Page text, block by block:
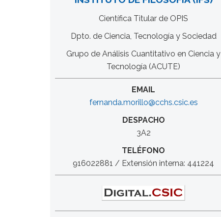
Científica Titular de OPIS
Dpto. de Ciencia, Tecnología y Sociedad
Grupo de Análisis Cuantitativo en Ciencia y
Tecnología (ACUTE)
EMAIL
fernanda.morillo@cchs.csic.es
DESPACHO
3A2
TELÉFONO
916022881 / Extensión interna: 441224